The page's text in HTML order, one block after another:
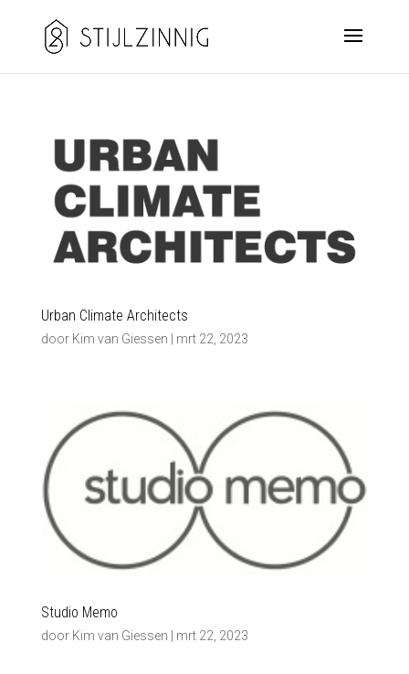
Urban Climate Architects
door Kim van Giessen mrt 22, 2023
Studio Memo
door Kim van Giessen mrt 22, 2023